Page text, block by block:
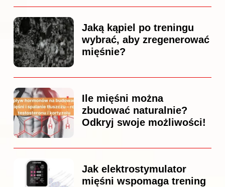
Jaką kąpiel po treningu
wybrać, aby zregenerować
mięśnie?
Ile mięśni można
zbudować naturalnie?
Odkryj swoje możliwości!
Jak elektrostymulator
mięśni wspomaga trening